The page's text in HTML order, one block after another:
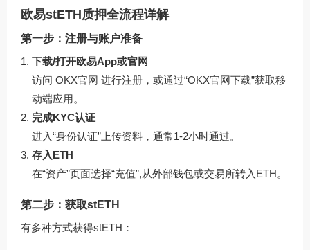
欧易stETH质押全流程详解
第一步：注册与账户准备
下载/打开欧易App或官网
访问 OKX官网 进行注册，或通过“OKX官网下载”获取移
动端应用。
完成KYC认证
进入“身份认证”上传资料，通常1-2小时通过。
存入ETH
在“资产”页面选择“充值”,从外部钱包或交易所转入ETH。
第二步：获取stETH
有多种方式获得stETH：